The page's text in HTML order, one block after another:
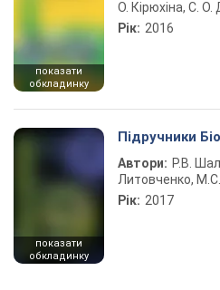
показати
обкладинку
О. Кірюхіна, С. О.
Рік: 2016
показати
обкладинку
Підручники
Автори: Р.В.
Литовченко,
Рік: 2017